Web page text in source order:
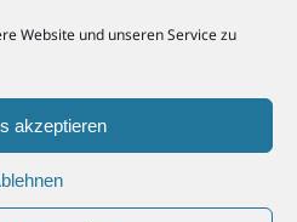
Website und unseren Service zu
akzeptieren